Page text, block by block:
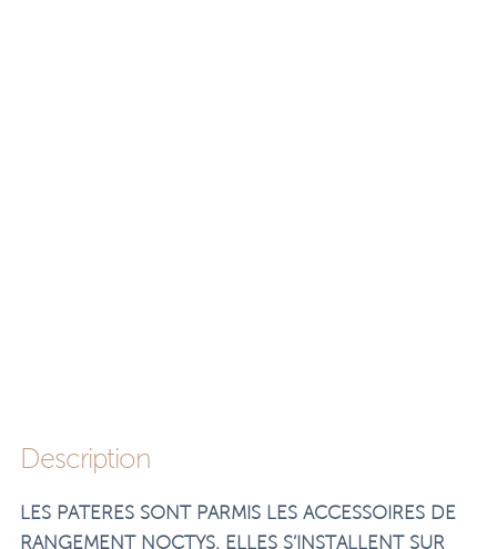
Description
LES PATERES SONT PARMIS LES ACCESSOIRES DE
RANGEMENT NOCTYS. ELLES S’INSTALLENT SUR